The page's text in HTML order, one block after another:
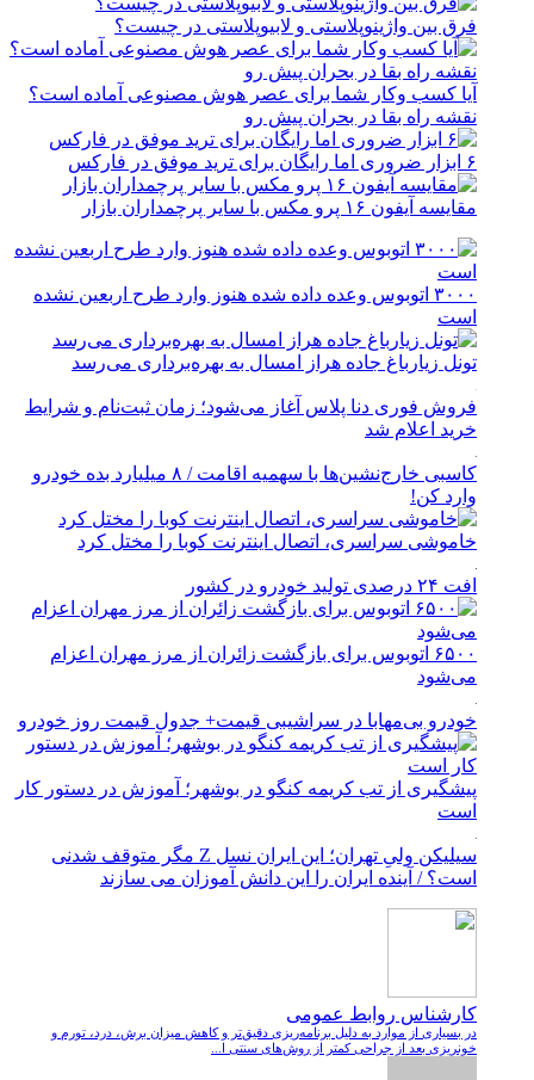
فرق بین واژینوپلاستی و لابیوپلاستی در چیست؟
آیا کسب وکار شما برای عصر هوش مصنوعی آماده است؟
نقشه راه بقا در بحران پیش رو
۶ ابزار ضروری اما رایگان برای ترید موفق در فارکس
مقایسه آیفون ۱۶ پرو مکس با سایر پرچمداران بازار
۳۰۰۰ اتوبوس وعده داده شده هنوز وارد طرح اربعین نشده
است
تونل زیارباغ جاده هراز امسال به بهره‌برداری می‌رسد
فروش فوری دنا پلاس آغاز می‌شود؛ زمان ثبت‌نام و شرایط
خرید اعلام شد
کاسبی خارج‌نشین‌ها با سهمیه اقامت / ۸ میلیارد بده خودرو
وارد کن!
خاموشی سراسری، اتصال اینترنت کوبا را مختل کرد
افت ۲۴ درصدی تولید خودرو در کشور
۶۵۰۰ اتوبوس برای بازگشت زائران از مرز مهران اعزام
می‌شود
خودرو بی‌مهابا در سراشیبی قیمت+ جدول قیمت روز خودرو
پیشگیری از تب کریمه کنگو در بوشهر؛ آموزش در دستور کار
است
سیلیکن ولیِ تهران؛ این ایران نسل Z مگر متوقف شدنی
است؟ / آینده ایران را این دانش آموزان می سازند
کارشناس روابط عمومی
در بسیاری از موارد به دلیل برنامه‌ریزی دقیق‌تر و کاهش میزان برش، درد، تورم و
خونریزی بعد از جراحی کمتر از روش‌های سنتی ا...